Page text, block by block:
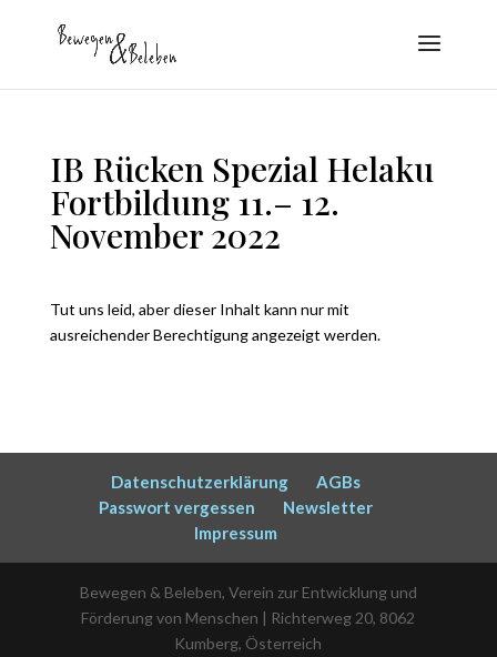
IB Rücken Spezial Helaku
Fortbildung 11.– 12.
November 2022
Tut uns leid, aber dieser Inhalt kann nur mit
ausreichender Berechtigung angezeigt werden.
Datenschutzerklärung
AGBs
Passwort vergessen
Newsletter
Impressum
Bewegen & Beleben, Verein zur Entwicklung und
Förderung von Menschen | Richterweg 20, 8062
Kumberg, Österreich